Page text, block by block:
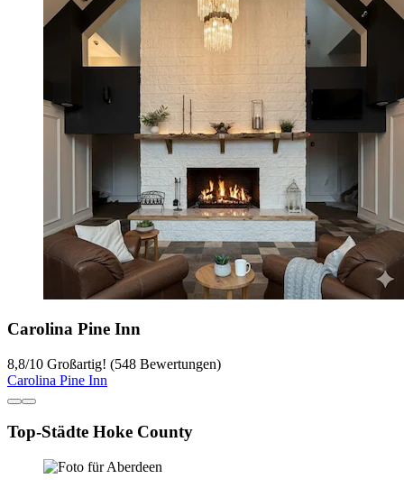
Carolina Pine Inn
8,8/10 Großartig! (548 Bewertungen)
Carolina Pine Inn
Top-Städte Hoke County